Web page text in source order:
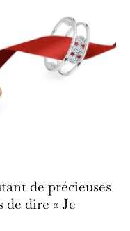
de précieuses
de dire « Je